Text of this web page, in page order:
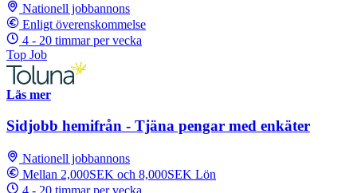
Nationell jobbannons
Enligt överenskommelse
4 - 20 timmar per vecka
Top Job
Läs mer
Sidjobb hemifrån - Tjäna pengar med enkäter
Nationell jobbannons
Mellan 2,000SEK och 8,000SEK Lön
4 - 20 timmar per vecka